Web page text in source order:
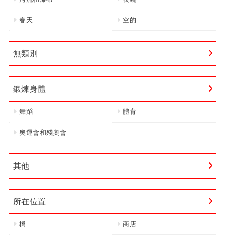
春天 空的
無類別
鍛煉身體
舞蹈 體育
奧運會和殘奧會
其他
所在位置
橋 商店